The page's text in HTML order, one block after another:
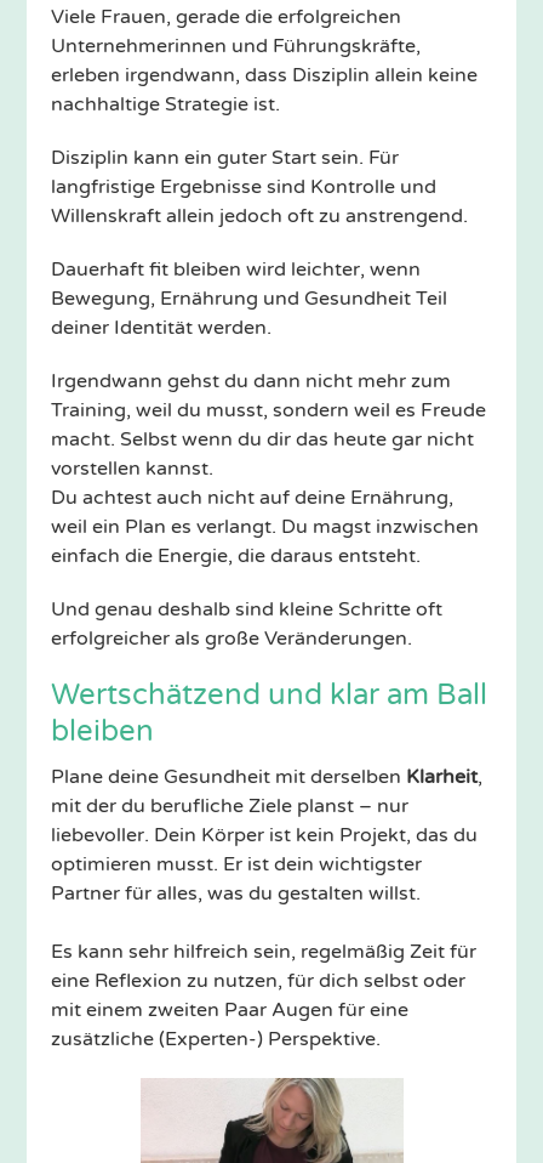
Viele Frauen, gerade die erfolgreichen
Unternehmerinnen und Führungskräfte,
erleben irgendwann, dass Disziplin allein keine
nachhaltige Strategie ist.
Disziplin kann ein guter Start sein. Für
langfristige Ergebnisse sind Kontrolle und
Willenskraft allein jedoch oft zu anstrengend.
Dauerhaft fit bleiben wird leichter, wenn
Bewegung, Ernährung und Gesundheit Teil
deiner Identität werden.
Irgendwann gehst du dann nicht mehr zum
Training, weil du musst, sondern weil es Freude
macht. Selbst wenn du dir das heute gar nicht
vorstellen kannst.
Du achtest auch nicht auf deine Ernährung,
weil ein Plan es verlangt. Du magst inzwischen
einfach die Energie, die daraus entsteht.
Und genau deshalb sind kleine Schritte oft
erfolgreicher als große Veränderungen.
Wertschätzend und klar am Ball
bleiben
Plane deine Gesundheit mit derselben Klarheit,
mit der du berufliche Ziele planst – nur
liebevoller. Dein Körper ist kein Projekt, das du
optimieren musst. Er ist dein wichtigster
Partner für alles, was du gestalten willst.
Es kann sehr hilfreich sein, regelmäßig Zeit für
eine Reflexion zu nutzen, für dich selbst oder
mit einem zweiten Paar Augen für eine
zusätzliche (Experten-) Perspektive.